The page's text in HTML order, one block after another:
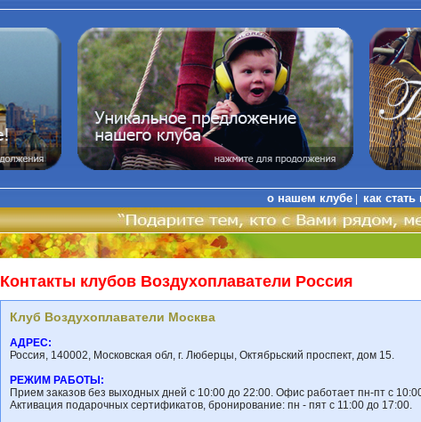
о нашем клубе как
Контакты клубов Воздухоплаватели Россия
Клуб Воздухоплаватели Москва
АДРЕС:
Россия, 140002, Московская обл, г. Люберцы, Октябрьский проспект, дом 15.
РЕЖИМ РАБОТЫ:
Прием заказов без выходных дней с 10:00 до 22:00. Офис работает пн-пт с
Активация подарочных сертификатов, бронирование: пн - пят с 11:00 до 17:00.